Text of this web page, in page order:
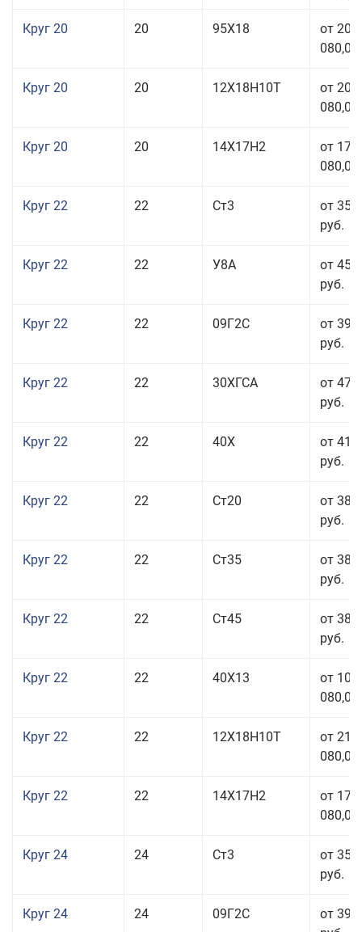
Круг 20 20 95Х18
от 208
080,00
Круг 20 20 12Х18Н10Т
от 209
080,00
Круг 20 20 14Х17Н2
от 175
080,00
Круг 22 22 Ст3
от 35
руб.
Круг 22 22 У8А
от 45
руб.
Круг 22 22 09Г2С
от 39
руб.
Круг 22 22 30ХГСА
от 47
руб.
Круг 22 22 40Х
от 41
руб.
Круг 22 22 Ст20
от 38
руб.
Круг 22 22 Ст35
от 38
руб.
Круг 22 22 Ст45
от 38
руб.
Круг 22 22 40Х13
от 103
080,00
Круг 22 22 12Х18Н10Т
от 210
080,00
Круг 22 22 14Х17Н2
от 175
080,00
Круг 24 24 Ст3
от 35
руб.
Круг 24 24 09Г2С
от 39